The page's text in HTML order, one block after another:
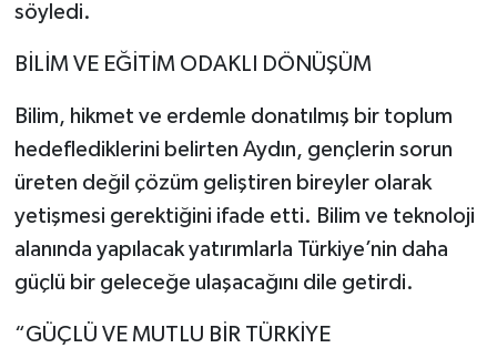
söyledi.
BİLİM VE EĞİTİM ODAKLI DÖNÜŞÜM
Bilim, hikmet ve erdemle donatılmış bir toplum
hedeflediklerini belirten Aydın, gençlerin sorun
üreten değil çözüm geliştiren bireyler olarak
yetişmesi gerektiğini ifade etti. Bilim ve teknoloji
alanında yapılacak yatırımlarla Türkiye’nin daha
güçlü bir geleceğe ulaşacağını dile getirdi.
“GÜÇLÜ VE MUTLU BİR TÜRKİYE